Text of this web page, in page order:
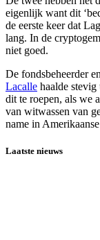
eigenlijk want dit
de eerste keer dat
lang. In de
niet goed.
De fondsbeheerder
Lacalle haalde
dit te roepen, als we
van witwassen van
name in
Laatste nieuws